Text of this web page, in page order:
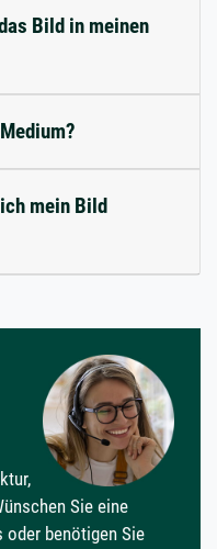
Bild in meinen
mein Bild
Sie eine
oder benötigen Sie